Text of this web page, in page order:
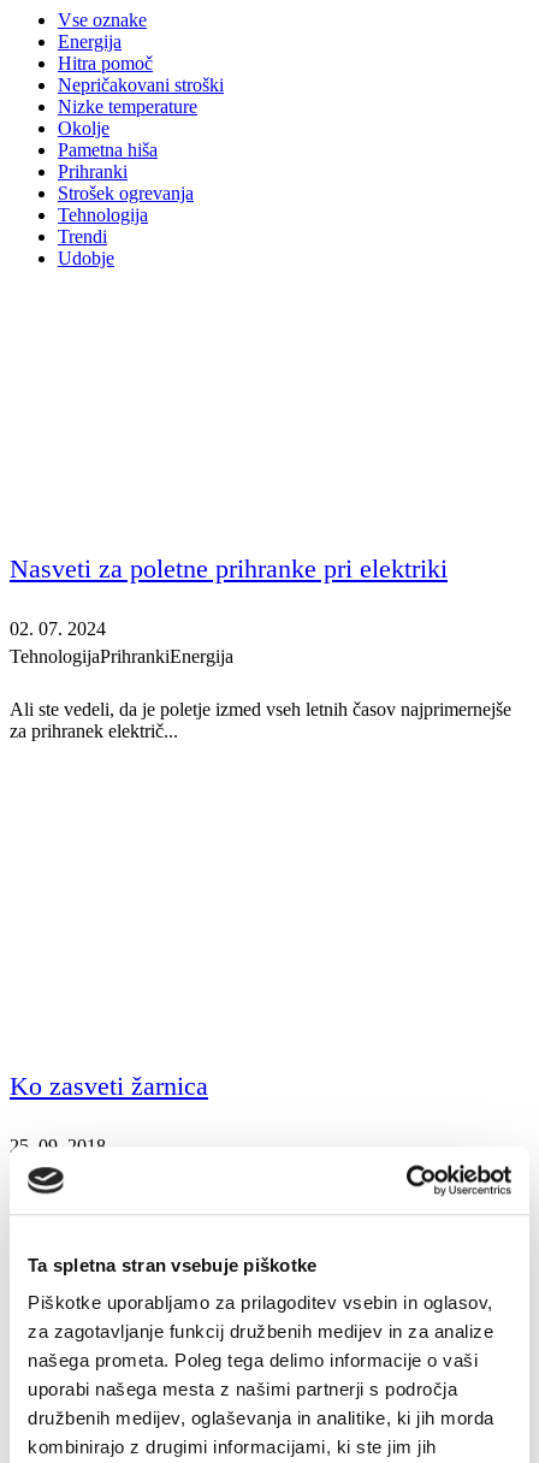
Ta spletna stran vsebuje piškotke
Piškotke uporabljamo za prilagoditev vsebin in oglasov,
za zagotavljanje funkcij družbenih medijev in za analize
našega prometa. Poleg tega delimo informacije o vaši
uporabi našega mesta z našimi partnerji s področja
družbenih medijev, oglaševanja in analitike, ki jih morda
kombinirajo z drugimi informacijami, ki ste jim jih
Vse oznake
Energija
Hitra pomoč
Nepričakovani stroški
Nizke temperature
Okolje
Pametna hiša
Prihranki
Strošek ogrevanja
Tehnologija
Trendi
Udobje
Nasveti za poletne prihranke pri elektriki
02. 07. 2024
TehnologijaPrihrankiEnergija
Ali ste vedeli, da je poletje izmed vseh letnih časov najprimernejše
za prihranek električ...
Ko zasveti žarnica
25. 09. 2018
Energija